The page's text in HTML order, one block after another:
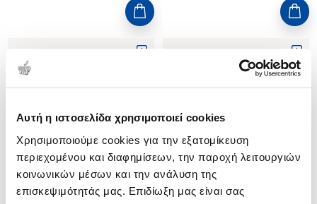
Αυτή η ιστοσελίδα χρησιμοποιεί cookies
Χρησιμοποιούμε cookies για την εξατομίκευση
περιεχομένου και διαφημίσεων, την παροχή λειτουργιών
κοινωνικών μέσων και την ανάλυση της
επισκεψιμότητάς μας. Επιδίωξη μας είναι σας